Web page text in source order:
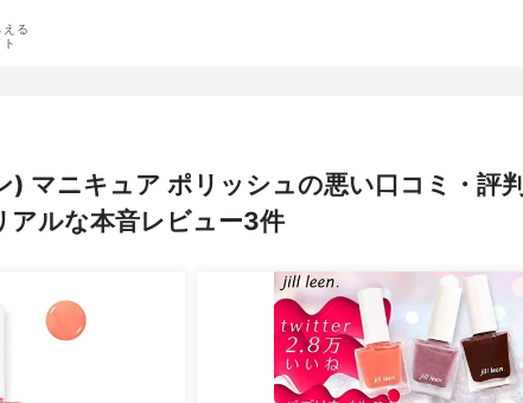
る
マニキュア ポリッシュの悪い口コミ・評判
アルな本音レビュー3件